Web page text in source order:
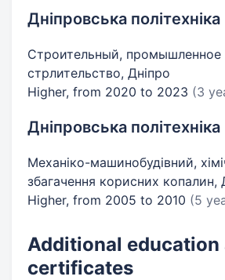
Дніпровська політехніка
Строительный, промышленное
стрлительство, Дніпро
Higher, from 2020 to 2023 (3
Дніпровська політехніка
Механіко-машинобудівний,
збагачення корисних копалин,
Higher, from 2005 to 2010 (5
Additional education
certificates